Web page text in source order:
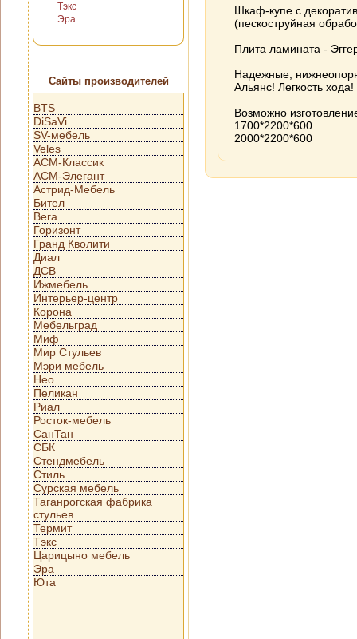
Тэкс
Эра
Сайты производителей
BTS
DiSaVi
SV-мебель
Veles
АСМ-Классик
АСМ-Элегант
Астрид-Мебель
Бител
Вега
Горизонт
Гранд Кволити
Диал
ДСВ
Ижмебель
Интерьер-центр
Корона
Мебельград
Миф
Мир Стульев
Мэри мебель
Нео
Пеликан
Риал
Росток-мебель
СанТан
СБК
Стендмебель
Стиль
Сурская мебель
Таганрогская фабрика
стульев
Термит
Тэкс
Царицыно мебель
Эра
Юта
Шкаф-купе с
(пескоструйная
Плита ламината -
Надежные,
Альянс! Легкость
Возможно
1700*2200*600
2000*2200*600